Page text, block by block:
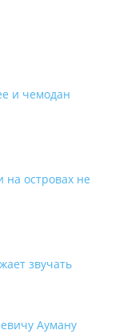
и чемодан
островах не
звучать
Ауману